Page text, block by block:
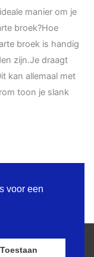
manier om je
broek?Hoe
broek is handig
zijn.Je draagt
kan allemaal met
toon je slank
| Powered by
voor een
Toestaan